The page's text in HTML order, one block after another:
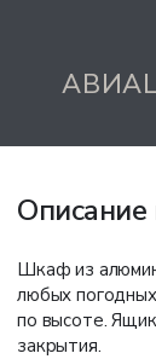
Описание
Шкаф из
любых
по высоте.
закрытия.